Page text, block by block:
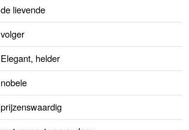
de lievende
volger
Elegant, helder
nobele
prijzenswaardig